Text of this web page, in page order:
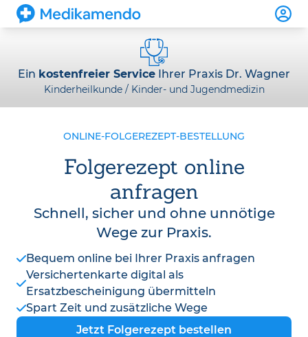
Ein kostenfreier Service Ihrer Praxis Dr. Wagner
Kinderheilkunde / Kinder- und Jugendmedizin
ONLINE-FOLGEREZEPT-BESTELLUNG
Folgerezept online
anfragen
Schnell, sicher und ohne unnötige
Wege zur Praxis.
Bequem online bei Ihrer Praxis anfragen
Versichertenkarte digital als
Ersatzbescheinigung übermitteln
Spart Zeit und zusätzliche Wege
Jetzt Folgerezept bestellen